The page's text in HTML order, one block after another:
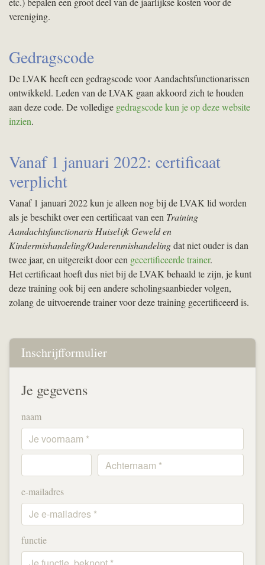
vereniging.
Gedragscode
DeLVAK heeft een gedragscode voor Aandachtsfunctionarissen
ontwikkeld. Leden van deLVAK gaan akkoord zich te houden
aan deze code. De volledige gedragscode kun je op deze website
inzien.
Vanaf 1 januari 2022: certificaat
verplicht
Vanaf 1 januari 2022 kun je alleen nog bij deLVAK lid worden
als je beschikt over een certificaat van een Training
Aandachtsfunctionaris Huiselijk Geweld en
Kindermishandeling/Ouderenmishandelingdat niet ouder is dan
twee jaar, en uitgereikt door een gecertificeerde trainer.
Het certificaat hoeft dus niet bij deLVAK behaald te zijn, je kunt
deze training ook bij een andere scholingsaanbieder volgen,
zolang de uitvoerende trainer voor deze training gecertificeerd is.
Inschrijfformulier
Je gegevens
naam
e-mailadres
functie